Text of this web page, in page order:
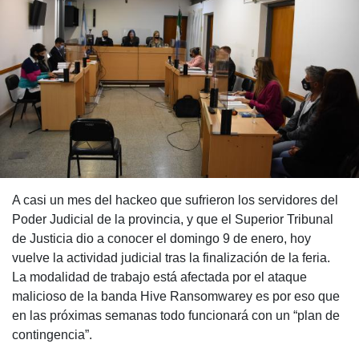
A casi un mes del hackeo que sufrieron los servidores del
Poder Judicial de la provincia, y que el Superior Tribunal
de Justicia dio a conocer el domingo 9 de enero, hoy
vuelve la actividad judicial tras la finalización de la feria.
La modalidad de trabajo está afectada por el ataque
malicioso de la banda Hive Ransomwarey es por eso que
en las próximas semanas todo funcionará con un “plan de
contingencia”.